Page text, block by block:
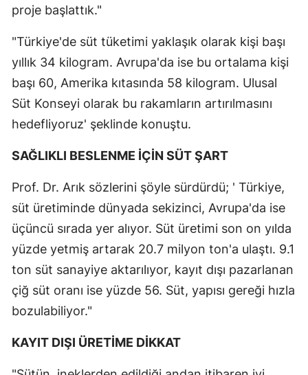
proje başlattık."
"Türkiye'de süt tüketimi yaklaşık olarak kişi başı
yıllık 34 kilogram. Avrupa'da ise bu ortalama kişi
başı 60, Amerika kıtasında 58 kilogram. Ulusal
Süt Konseyi olarak bu rakamların artırılmasını
hedefliyoruz' şeklinde konuştu.
SAĞLIKLI BESLENME İÇİN SÜT ŞART
Prof. Dr. Arık sözlerini şöyle sürdürdü; ' Türkiye,
süt üretiminde dünyada sekizinci, Avrupa'da ise
üçüncü sırada yer alıyor. Süt üretimi son on yılda
yüzde yetmiş artarak 20.7 milyon ton'a ulaştı. 9.1
ton süt sanayiye aktarılıyor, kayıt dışı pazarlanan
çiğ süt oranı ise yüzde 56. Süt, yapısı gereği hızla
bozulabiliyor."
KAYIT DIŞI ÜRETİME DİKKAT